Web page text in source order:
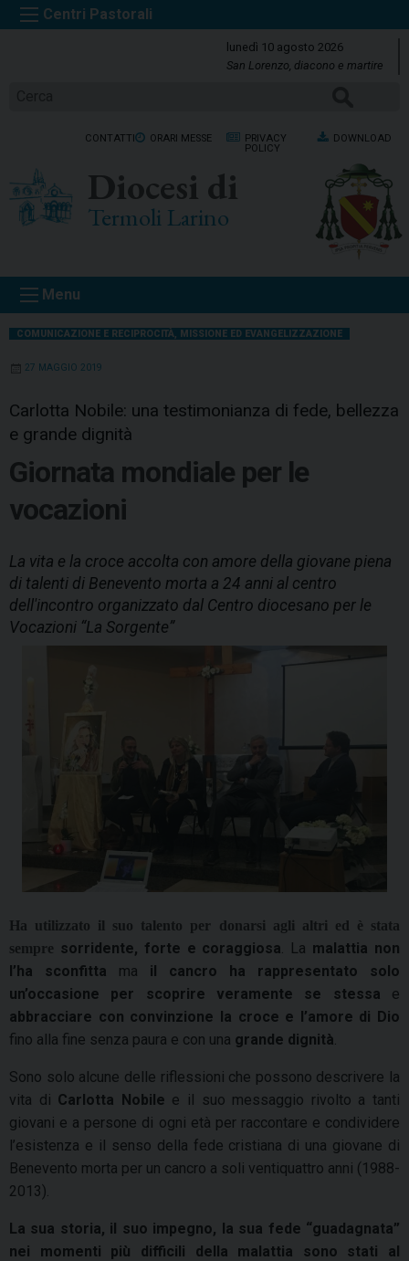
k
t
lunedì 10 agosto 2026
San Lorenzo, diacono e martire
CONTATTI ORARI MESSE
PRIVACY
POLICY
DOWNLOAD
Diocesi di
Termoli Larino
Menu
COMUNICAZIONE E RECIPROCITÀ, MISSIONE ED EVANGELIZZAZIONE
27 MAGGIO 2019
Carlotta Nobile: una testimonianza di fede, bellezza
e grande dignità
Giornata mondiale per le
vocazioni
La vita e la croce accolta con amore della giovane piena
di talenti di Benevento morta a 24 anni al centro
dell'incontro organizzato dal Centro diocesano per le
Vocazioni “La Sorgente”
Ha utilizzato il suo talento per donarsi agli altri ed è stata
sempre sorridente, forte e coraggiosa. La malattia non
l’ha sconfitta ma il cancro ha rappresentato solo
un’occasione per scoprire veramente se stessa e
abbracciare con convinzione la croce e l’amore di Dio
fino alla fine senza paura e con una grande dignità.
Sono solo alcune delle riflessioni che possono descrivere la
vita di Carlotta Nobile e il suo messaggio rivolto a tanti
giovani e a persone di ogni età per raccontare e condividere
l’esistenza e il senso della fede cristiana di una giovane di
Benevento morta per un cancro a soli ventiquattro anni (1988-
2013).
La sua storia, il suo impegno, la sua fede “guadagnata”
nei momenti più difficili della malattia sono stati al